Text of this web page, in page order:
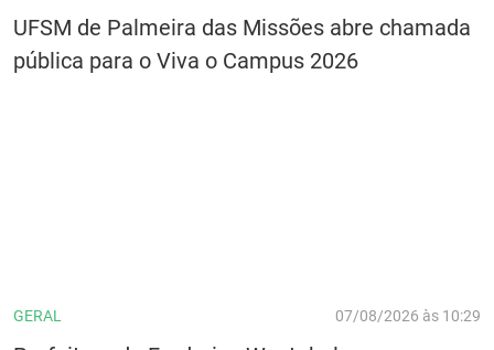
UFSM de Palmeira das Missões abre chamada
pública para o Viva o Campus 2026
GERAL 07/08/2026 às 10:29